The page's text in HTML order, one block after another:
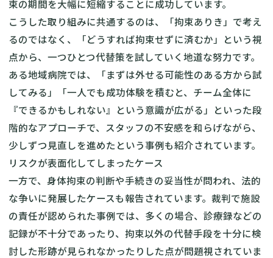
束の期間を大幅に短縮することに成功しています。
こうした取り組みに共通するのは、「拘束ありき」で考え
るのではなく、「どうすれば拘束せずに済むか」という視
点から、一つひとつ代替策を試していく地道な努力です。
ある地域病院では、「まずは外せる可能性のある方から試
してみる」「一人でも成功体験を積むと、チーム全体に
『できるかもしれない』という意識が広がる」といった段
階的なアプローチで、スタッフの不安感を和らげながら、
少しずつ見直しを進めたという事例も紹介されています。
リスクが表面化してしまったケース
一方で、身体拘束の判断や手続きの妥当性が問われ、法的
な争いに発展したケースも報告されています。裁判で施設
の責任が認められた事例では、多くの場合、診療録などの
記録が不十分であったり、拘束以外の代替手段を十分に検
討した形跡が見られなかったりした点が問題視されていま